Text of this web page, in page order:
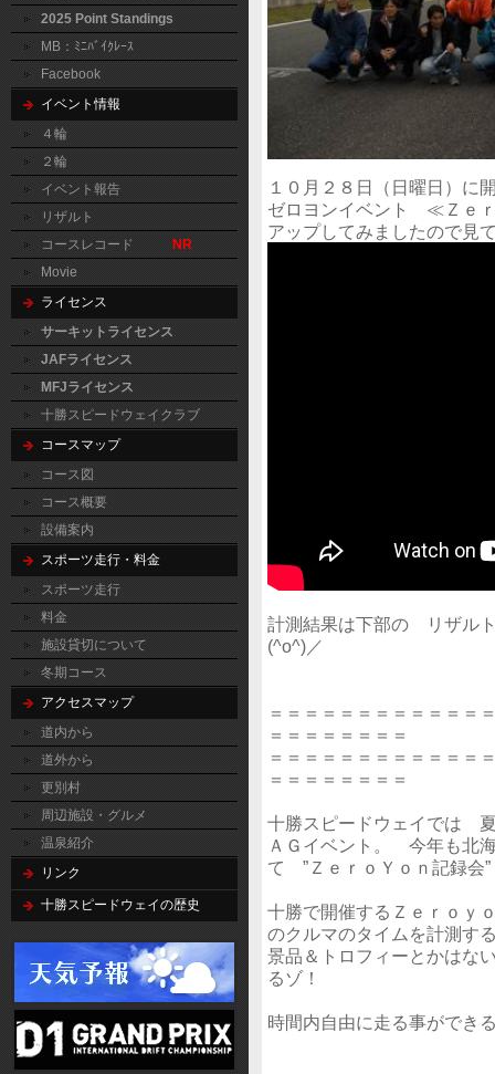
2025 Point Standings
MB：ﾐﾆﾊﾞｲｸﾚｰｽ
Facebook
イベント情報
４輪
２輪
イベント報告
リザルト
コースレコード
NR
Movie
ライセンス
サーキットライセンス
JAFライセンス
MFJライセンス
十勝スピードウェイクラブ
コースマップ
コース図
コース概要
設備案内
スポーツ走行・料金
スポーツ走行
料金
施設貸切について
冬期コース
アクセスマップ
道内から
道外から
更別村
周辺施設・グルメ
温泉紹介
リンク
十勝スピードウェイの歴史
１０月２８日（日曜日）
ゼロヨンイベント ≪Ｚｅ
アップしてみましたので見
計測結果は下部の リザル
(^o^)／
＝＝＝＝＝＝＝＝＝＝＝＝
＝＝＝＝＝＝＝＝
＝＝＝＝＝＝＝＝＝＝＝＝
＝＝＝＝＝＝＝＝
十勝スピードウェイでは
ＡＧイベント。 今年も北
て ”ＺｅｒｏＹｏｎ記録会
十勝で開催するＺｅｒｏｙ
のクルマのタイムを計測す
景品＆トロフィーとかはな
るゾ！
時間内自由に走る事ができ